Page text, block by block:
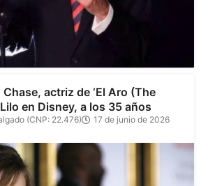
actriz de ‘El Aro (The
en Disney, a los 35 años
(CNP: 22.476)
17 de junio de 2026